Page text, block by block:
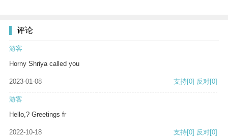
评论
游客
Horny Shriya called you
2023-01-08 支持[0] 反对[0]
游客
Hello,? Greetings fr
2022-10-18 支持[0] 反对[0]